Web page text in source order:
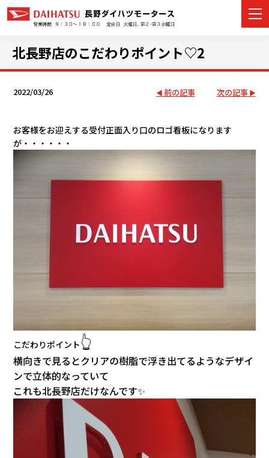
カーラインナップ
展示車・試乗車
店舗情報
イベント・キャンペーン
アフターサポート
北長野店のこだわりポイント♡2
2022/03/26 前の記事 次の記事
お客様をお迎えする受付正面入り口のロゴ看板になります
が・・・・・・
こだわりポイント 👆
横向きで見るとクリアの樹脂で浮き出てるようなデザイ
ンで立体的なっていて
これも北長野店だけなんです✨